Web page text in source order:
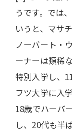
うです。では
いうと、マサ
ノーバート・
ーナーは類稀
特別入学し、
フツ大学に入
18歳でハーバ
し、20代も半